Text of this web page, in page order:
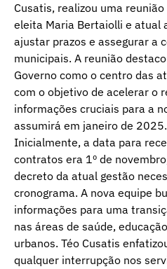
Cusatis, realizou uma
eleita Maria Bertaiolli e atual
ajustar prazos e assegurar a
municipais. A reunião
Governo como o centro das
com o objetivo de acelerar o
informações cruciais para a
assumirá em janeiro de 2025.
Inicialmente, a data para
contratos era 1º de
decreto da atual gestão
cronograma. A nova equipe
informações para uma
nas áreas de saúde,
urbanos. Téo Cusatis
qualquer interrupção nos